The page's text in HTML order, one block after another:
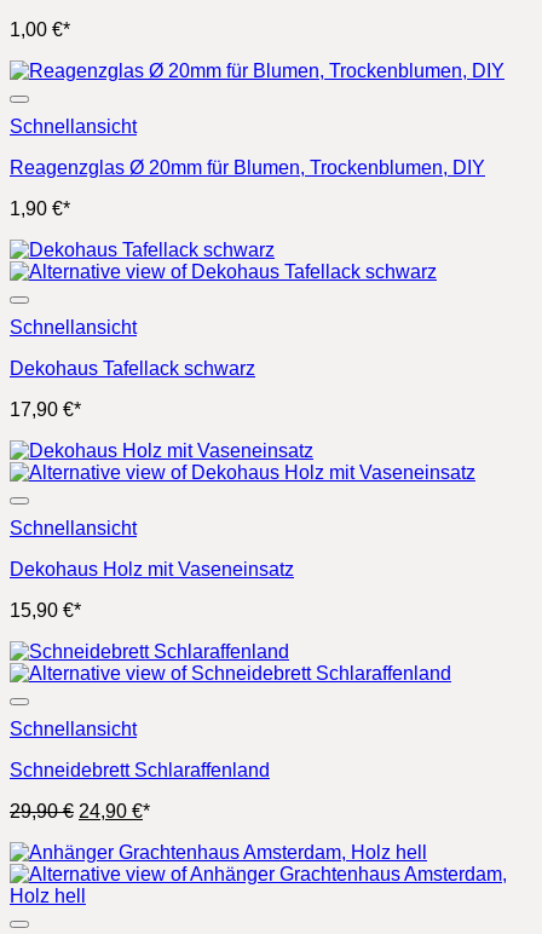
1,00 €*
Schnellansicht
Reagenzglas Ø 20mm für Blumen, Trockenblumen, DIY
1,90 €*
Schnellansicht
Dekohaus Tafellack schwarz
17,90 €*
Schnellansicht
Dekohaus Holz mit Vaseneinsatz
15,90 €*
Schnellansicht
Schneidebrett Schlaraffenland
29,90€ Ursprünglicher
war:
29,90 €
24,90 €Aktueller
ist:
24,90 €.
*